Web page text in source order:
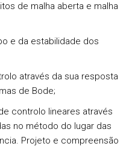
de malha aberta e malha
e da estabilidade dos
através da sua resposta
de Bode;
controlo lineares através
no método do lugar das
Projeto e compreensão